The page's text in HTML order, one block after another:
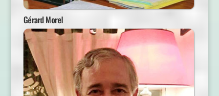
Gérard Morel